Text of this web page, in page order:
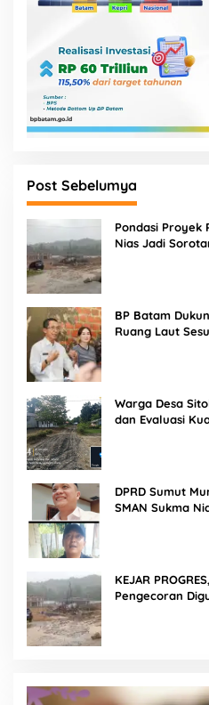
Post Sebelumya
Pondasi Proyek
Nias Jadi
BP Batam
Ruang Laut
Warga Desa
dan Evaluasi
DPRD Sumut
SMAN Sukma
KEJAR
Pengecoran